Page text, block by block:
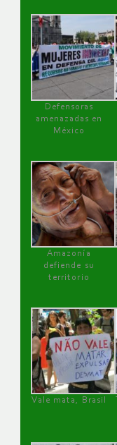
Defensoras
amenazadas en
México
Amazonía
defiende su
territorio
Vale mata, Brasil